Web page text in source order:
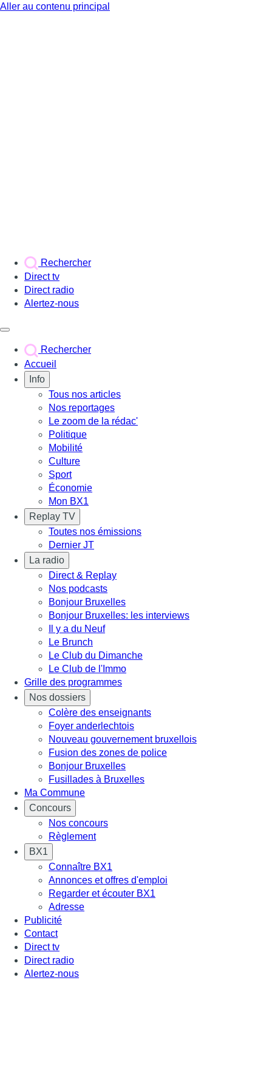
Aller au contenu principal
Rechercher
Direct tv
Direct radio
Alertez-nous
Rechercher
Accueil
Info
Tous nos articles
Nos reportages
Le zoom de la rédac'
Politique
Mobilité
Culture
Sport
Économie
Mon BX1
Replay TV
Toutes nos émissions
Dernier JT
La radio
Direct & Replay
Nos podcasts
Bonjour Bruxelles
Bonjour Bruxelles: les interviews
Il y a du Neuf
Le Brunch
Le Club du Dimanche
Le Club de l'Immo
Grille des programmes
Nos dossiers
Colère des enseignants
Foyer anderlechtois
Nouveau gouvernement bruxellois
Fusion des zones de police
Bonjour Bruxelles
Fusillades à Bruxelles
Ma Commune
Concours
Nos concours
Règlement
BX1
Connaître BX1
Annonces et offres d'emploi
Regarder et écouter BX1
Adresse
Publicité
Contact
Direct tv
Direct radio
Alertez-nous